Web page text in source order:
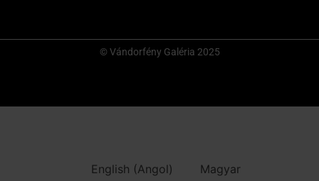
© Vándorfény Galéria 2025
English (Angol) Magyar